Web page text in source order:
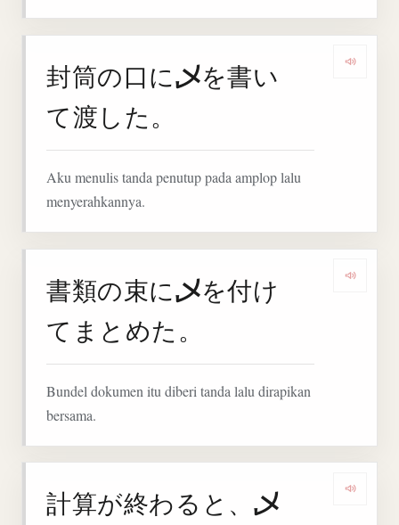
封筒の口に乄を書い
て渡した。
Aku menulis tanda penutup pada amplop lalu
menyerahkannya.
書類の束に乄を付け
てまとめた。
Bundel dokumen itu diberi tanda lalu dirapikan
bersama.
計算が終わると、 乄